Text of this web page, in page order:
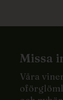
Missa
Våra